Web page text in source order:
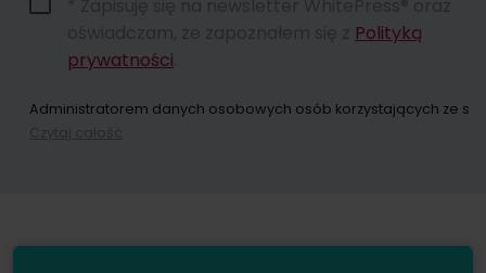
Polityką
prywatności
Administratorem danych osobowych osób korzystających ze